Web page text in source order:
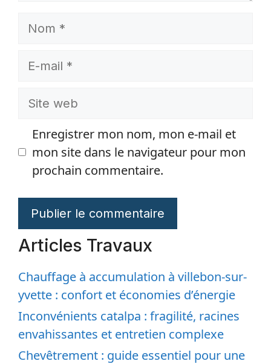
Nom
E-
Site
Enregistrer mon nom, mon e-mail et
mon site dans le navigateur pour mon
prochain commentaire.
Articles Travaux
Chauffage à accumulation à villebon-sur-
yvette : confort et économies d’énergie
Inconvénients catalpa : fragilité, racines
envahissantes et entretien complexe
Chevêtrement : guide essentiel pour une